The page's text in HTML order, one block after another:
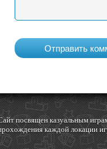
посвящен казуальным
каждой локации